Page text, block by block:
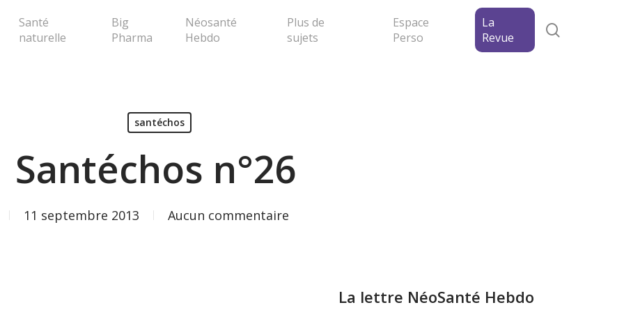
ou Echap pour fermer la popup
Santé
naturelle
Big
Pharma
Néosanté
Hebdo
Plus de
sujets
Espace
Perso
La
Revue
santéchos
Santéchos n°26
11 septembre 2013 Aucun commentaire
La lettre NéoSanté Hebdo